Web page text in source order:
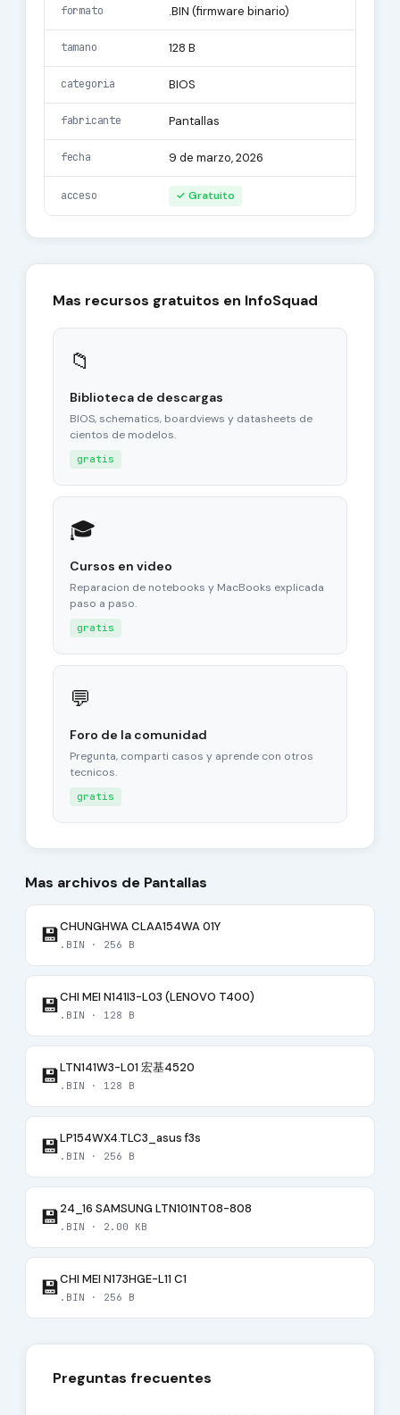
formato .BIN (firmware binario)
tamano 128 B
categoria BIOS
fabricante Pantallas
fecha 9 de marzo, 2026
acceso ✓ Gratuito
Mas recursos gratuitos en InfoSquad
📁
Biblioteca de descargas
BIOS, schematics, boardviews y datasheets de
cientos de modelos.
gratis
🎓
Cursos en video
Reparacion de notebooks y MacBooks explicada
paso a paso.
gratis
💬
Foro de la comunidad
Pregunta, comparti casos y aprende con otros
tecnicos.
gratis
Mas archivos de Pantallas
💾CHUNGHWA CLAA154WA 01Y
.BIN · 256 B
💾CHI MEI N141I3-L03 (LENOVO T400)
.BIN · 128 B
💾LTN141W3-L01 宏基4520
.BIN · 128 B
💾LP154WX4.TLC3_asus f3s
.BIN · 256 B
💾24_16 SAMSUNG LTN101NT08-808
.BIN · 2.00 KB
💾CHI MEI N173HGE-L11 C1
.BIN · 256 B
Preguntas frecuentes